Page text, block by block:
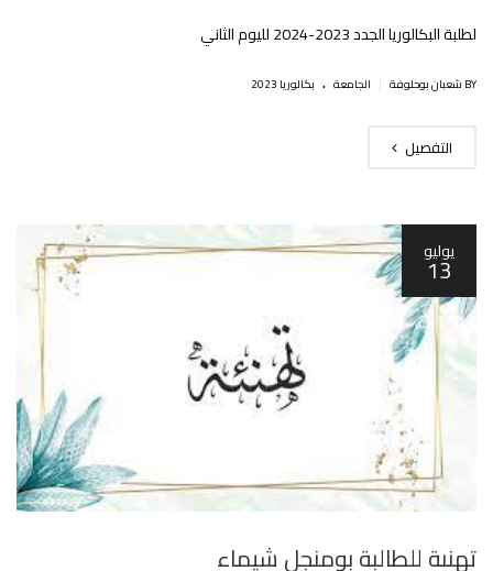
لطلبة البكالوريا الجدد 2023-2024 لليوم الثاني
BY شعبان بوحلوفة الجامعة . بكالوريا 2023
التفصيل
يوليو
13
تهنىة للطالبة بومنجل شيماء